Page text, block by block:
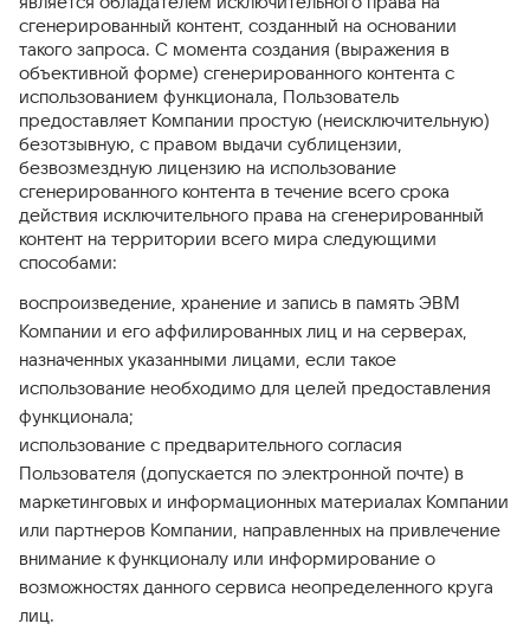
сгенерированный контент, созданный на основании
такого запроса. С момента создания (выражения в
объективной форме) сгенерированного контента с
использованием функционала, Пользователь
предоставляет Компании простую (неисключительную)
безотзывную, с правом выдачи сублицензии,
безвозмездную лицензию на использование
сгенерированного контента в течение всего срока
действия исключительного права на сгенерированный
контент на территории всего мира следующими
способами:
воспроизведение, хранение и запись в память ЭВМ
Компании и его аффилированных лиц и на серверах,
назначенных указанными лицами, если такое
использование необходимо для целей предоставления
функционала;
использование с предварительного согласия
Пользователя (допускается по электронной почте) в
маркетинговых и информационных материалах Компании
или партнеров Компании, направленных на привлечение
внимание к функционалу или информирование о
возможностях данного сервиса неопределенного круга
лиц.